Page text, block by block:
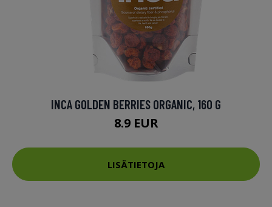
INCA GOLDEN BERRIES ORGANIC, 160 G
8.9 EUR
LISÄTIETOJA